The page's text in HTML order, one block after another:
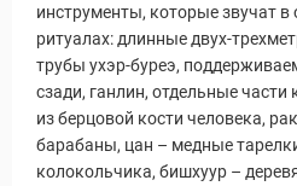
инструменты, которые звучат
ритуалах: длинные двух-
трубы ухэр-буреэ,
сзади, ганлин, отдельные части
из берцовой кости человека,
барабаны, цан – медные
колокольчика, бишхуур –